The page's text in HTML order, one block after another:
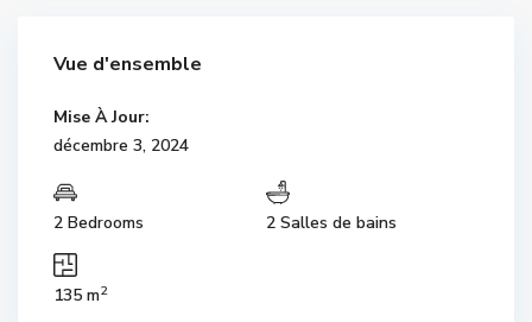
Vue d'ensemble
Mise À Jour:
décembre 3, 2024
2 Bedrooms 2 Salles de bains
135 m2